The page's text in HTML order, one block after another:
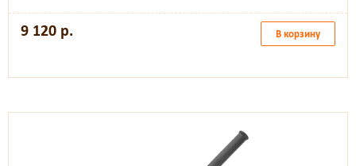
9 120 р. В корзину